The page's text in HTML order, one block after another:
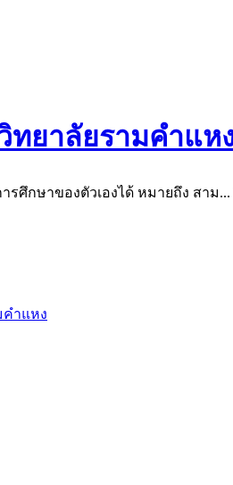
ทยาลัยรามคำแห
รศึกษาของตัวเองได้ หมายถึง สาม...
ำแหง